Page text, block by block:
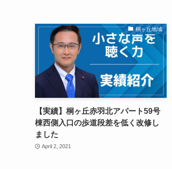
桐ヶ丘地域
【実績】桐ヶ丘赤羽北アパート59号
棟西側入口の歩道段差を低く改修し
ました
April 2, 2021